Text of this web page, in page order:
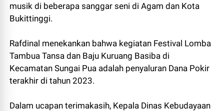
musik di beberapa sanggar seni di Agam dan Kota
Bukittinggi.
Rafdinal menekankan bahwa kegiatan Festival Lomba
Tambua Tansa dan Baju Kuruang Basiba di
Kecamatan Sungai Pua adalah penyaluran Dana Pokir
terakhir di tahun 2023.
Dalam ucapan terimakasih, Kepala Dinas Kebudayaan